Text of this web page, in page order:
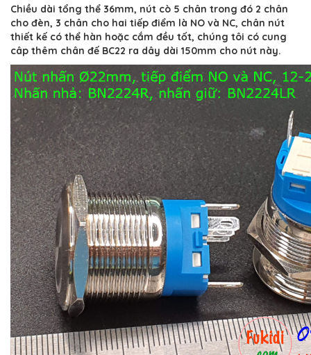
Chiều dài tổng thể 36mm, nút cò 5 chân trong đó 2 chân
cho đèn, 3 chân cho hai tiếp điểm là NO và NC, chân nút
thiết kế có thể hàn hoặc cắm đều tốt, chúng tôi có cung
câp thêm chân đế BC22 ra dây dài 150mm cho nút này.